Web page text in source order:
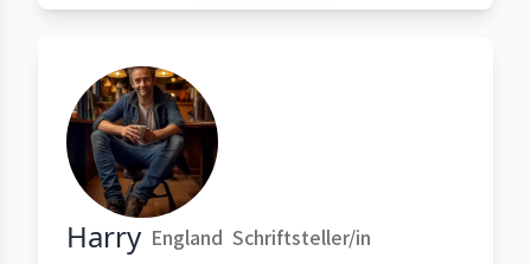
Harry England Schriftsteller/in